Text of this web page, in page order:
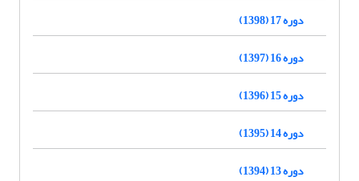
دوره 17 (1398)
دوره 16 (1397)
دوره 15 (1396)
دوره 14 (1395)
دوره 13 (1394)